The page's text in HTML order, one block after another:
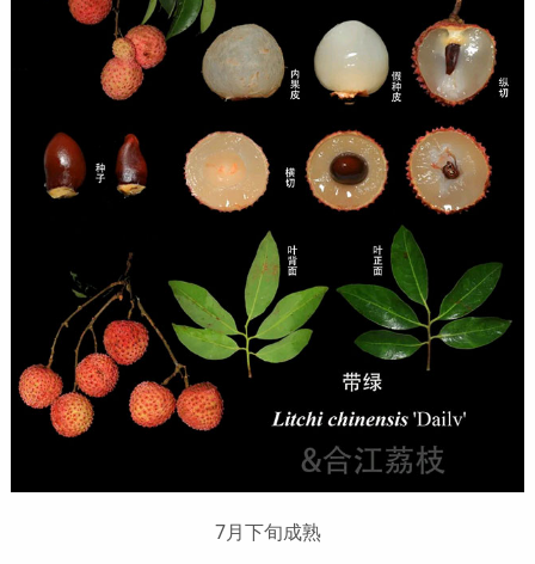
7月下旬成熟